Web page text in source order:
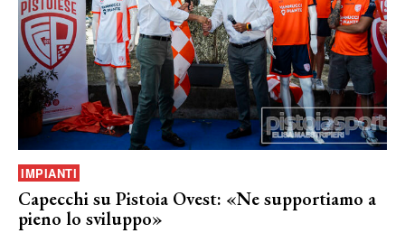
IMPIANTI
Capecchi su Pistoia Ovest: «Ne supportiamo a
pieno lo sviluppo»